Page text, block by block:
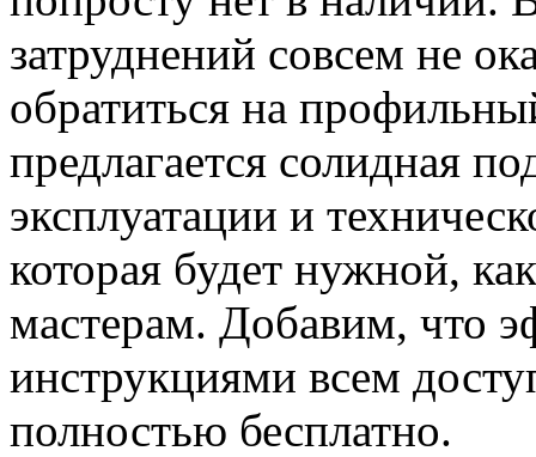
затруднений совсем не
обратиться на
предлагается солидная
эксплуатации и
которая будет нужной,
мастерам. Добавим, что
инструкциями всем
полностью бесплатно.